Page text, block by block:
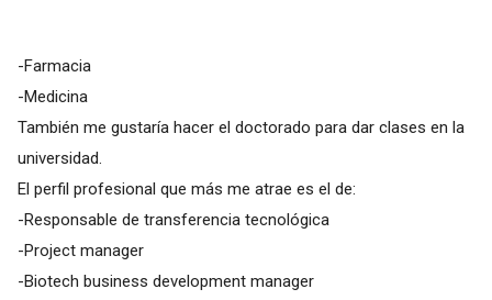
-Farmacia
-Medicina
También me gustaría hacer el doctorado para dar clases en la
universidad.
El perfil profesional que más me atrae es el de:
-Responsable de transferencia tecnológica
-Project manager
-Biotech business development manager